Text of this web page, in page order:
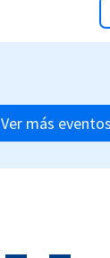
Ver más eventos